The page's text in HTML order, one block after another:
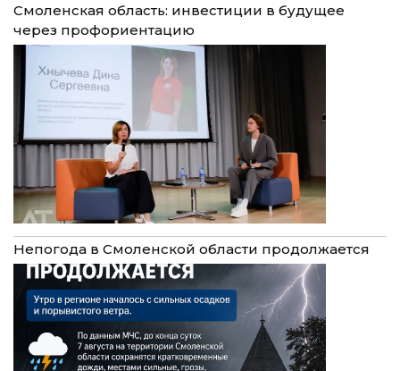
Смоленская область: инвестиции в будущее
через профориентацию
Непогода в Смоленской области продолжается